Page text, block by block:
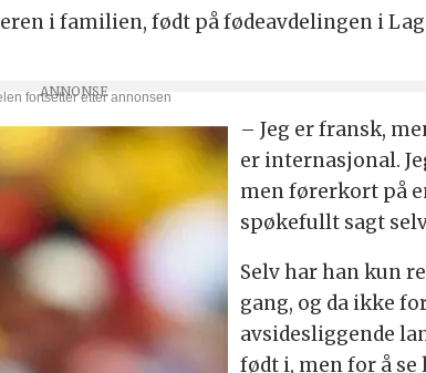
i familien, født på fødeavdelingen i
– Jeg er fransk,
er internasjonal.
men førerkort på
spøkefullt sagt
Selv har han kun
gang, og da ikke
avsidesliggende
født i, men for å se